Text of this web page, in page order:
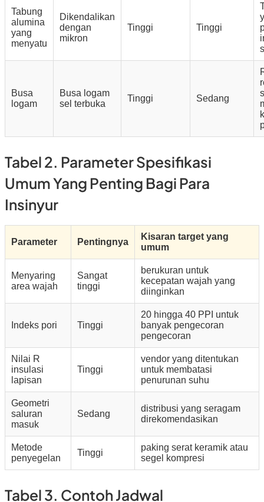
Tabung
alumina
yang
menyatu
Dikendalikan
dengan
mikron
Tinggi Tinggi
Busa
logam
Busa logam
sel terbuka
Tinggi Sedang
Tabel 2. Parameter Spesifikasi
Umum Yang Penting Bagi Para
Insinyur
Parameter Pentingnya
Kisaran target yang
umum
Menyaring
area wajah
Sangat
tinggi
berukuran untuk
kecepatan wajah yang
diinginkan
Indeks pori Tinggi
20 hingga 40 PPI untuk
banyak pengecoran
pengecoran
Nilai R
insulasi
lapisan
Tinggi
vendor yang ditentukan
untuk membatasi
penurunan suhu
Geometri
saluran
masuk
Sedang
distribusi yang seragam
direkomendasikan
Metode
penyegelan
Tinggi
paking serat keramik atau
segel kompresi
Tabel 3. Contoh Jadwal